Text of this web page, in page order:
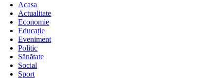
Acasa
Actualitate
Economie
Educație
Eveniment
Politic
Sănătate
Social
Sport